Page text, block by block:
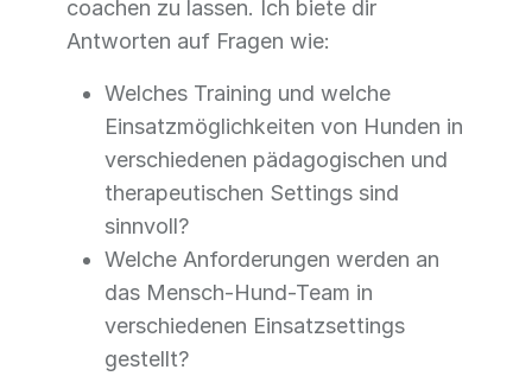
coachen zu lassen. Ich biete dir
Antworten auf Fragen wie:
Welches Training und welche
Einsatzmöglichkeiten von Hunden in
verschiedenen pädagogischen und
therapeutischen Settings sind
sinnvoll?
Welche Anforderungen werden an
das Mensch-Hund-Team in
verschiedenen Einsatzsettings
gestellt?